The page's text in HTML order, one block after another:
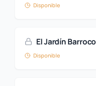
Disponible
El Jardín
Disponible